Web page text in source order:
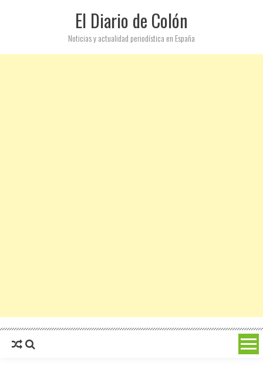
El Diario de Colón
Noticias y actualidad periodística en España